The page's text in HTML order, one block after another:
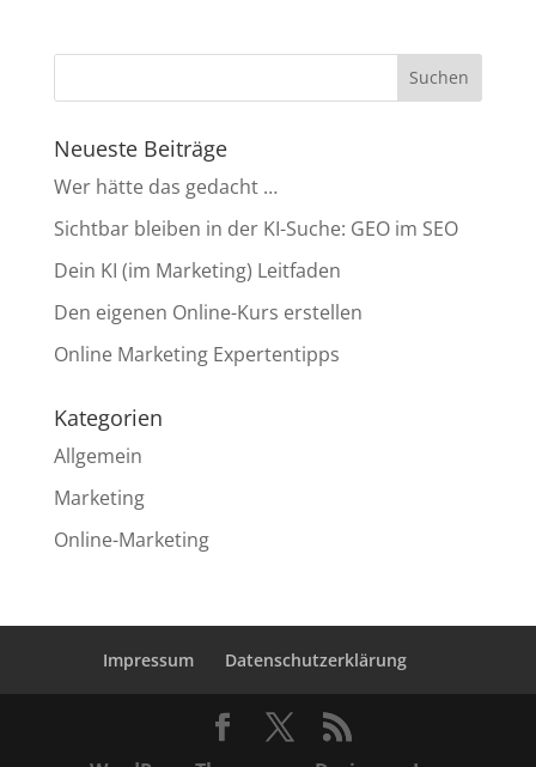
Neueste Beiträge
Wer hätte das gedacht …
Sichtbar bleiben in der KI-Suche: GEO im SEO
Dein KI (im Marketing) Leitfaden
Den eigenen Online-Kurs erstellen
Online Marketing Expertentipps
Kategorien
Allgemein
Marketing
Online-Marketing
Impressum Datenschutzerklärung